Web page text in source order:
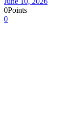
0Points
0